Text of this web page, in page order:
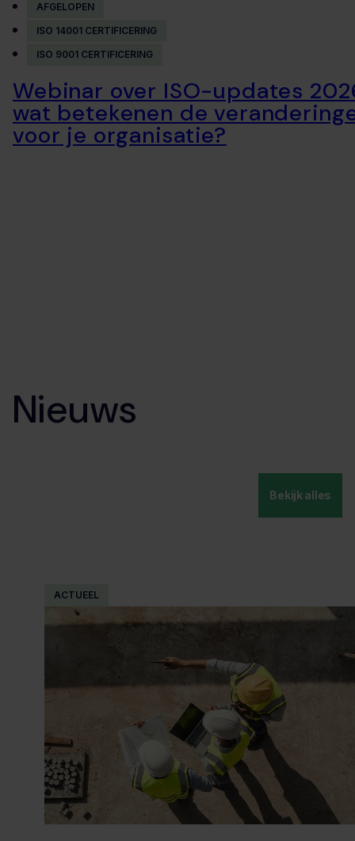
AFGELOPEN
ISO 14001 CERTIFICERING
ISO 9001 CERTIFICERING
Webinar over ISO-updates
wat betekenen de
voor je organisatie?
Nieuws
Bekijk alles
ACTUEEL